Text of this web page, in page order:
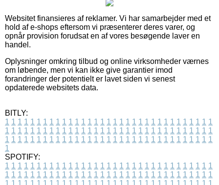
Websitet finansieres af reklamer. Vi har samarbejder med et
hold af e-shops eftersom vi præsenterer deres varer, og
opnår provision forudsat en af vores besøgende laver en
handel.
Oplysninger omkring tilbud og online virksomheder værnes
om løbende, men vi kan ikke give garantier imod
forandringer der potentielt er lavet siden vi senest
opdaterede websitets data.
BITLY:
1 1 1 1 1 1 1 1 1 1 1 1 1 1 1 1 1 1 1 1 1 1 1 1 1 1 1 1 1 1 1 1 1
1 1 1 1 1 1 1 1 1 1 1 1 1 1 1 1 1 1 1 1 1 1 1 1 1 1 1 1 1 1 1 1 1
1 1 1 1 1 1 1 1 1 1 1 1 1 1 1 1 1 1 1 1 1 1 1 1 1 1 1 1 1 1 1 1 1
1
SPOTIFY:
1 1 1 1 1 1 1 1 1 1 1 1 1 1 1 1 1 1 1 1 1 1 1 1 1 1 1 1 1 1 1 1 1
1 1 1 1 1 1 1 1 1 1 1 1 1 1 1 1 1 1 1 1 1 1 1 1 1 1 1 1 1 1 1 1 1
1 1 1 1 1 1 1 1 1 1 1 1 1 1 1 1 1 1 1 1 1 1 1 1 1 1 1 1 1 1 1 1 1